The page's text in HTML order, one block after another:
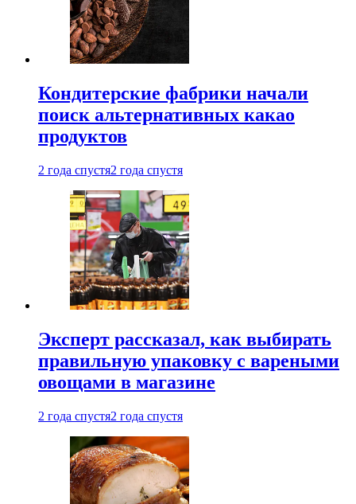
Кондитерские фабрики начали
поиск альтернативных какао
продуктов
2 года спустя2 года спустя
Эксперт рассказал, как выбирать
правильную упаковку с вареными
овощами в магазине
2 года спустя2 года спустя